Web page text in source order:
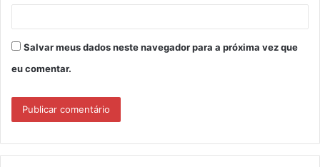
Salvar meus dados neste navegador para a próxima vez que
eu comentar.